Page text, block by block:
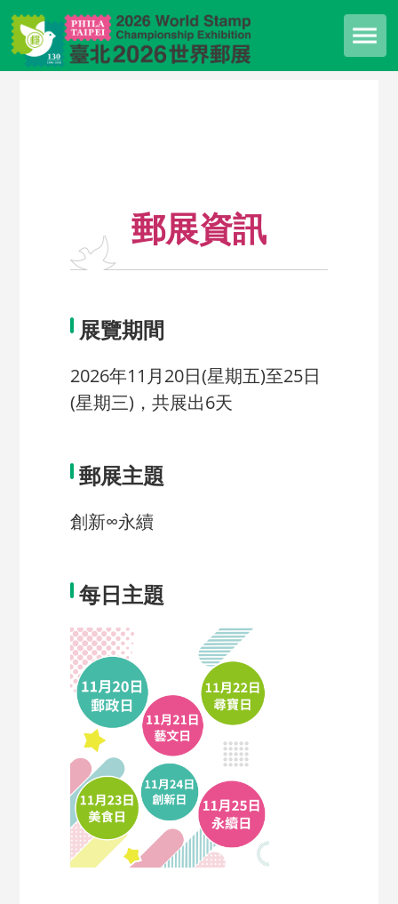
郵展資訊
展覽期間
2026年11月20日(星期五)至25日
(星期三)，共展出6天
郵展主題
創新∞永續
每日主題